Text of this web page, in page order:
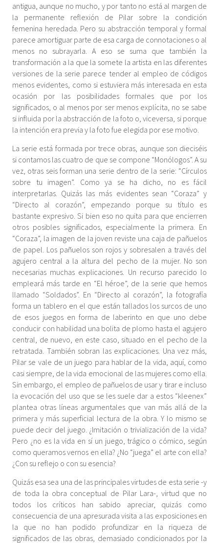
antigua, aunque no mucho, y por tanto no está al margen de
la permanente reflexión de Pilar sobre la condición
femenina heredada. Pero su abstracción temporal y formal
parece amortiguar parte de esa carga de connotaciones o al
menos no subrayarla. A eso se suma que también la
transformación a la que la somete la artista en las diferentes
versiones de la serie parece tender al empleo de códigos
menos evidentes, como si estuviera más interesada en esta
ocasión por las posibilidades formales que por los
significados, o al menos por ser menos explícita, no se sabe
si influida por la abstracción de la foto o, viceversa, si porque
la intención era previa y la foto fue elegida por ese motivo.
La serie está formada por trece obras, aunque son dieciséis
si contamos las cuatro de que se compone “Monólogos”. A su
vez, otras seis forman una serie dentro de la serie: “Círculos
sobre tu imagen”. Como ya se ha dicho, no es fácil
interpretarlas. Quizás las más evidentes sean “Coraza” y
“Directo al corazón”, empezando porque su título es
bastante expresivo. Si bien eso no quita para que encierren
otros posibles significados, especialmente la primera. En
“Coraza”, la imagen de la joven reviste una caja de pañuelos
de papel. Los pañuelos son rojos y sobresalen a través del
agujero central a la altura del pecho de la mujer. No son
necesarias muchas explicaciones. Un recurso parecido lo
empleará más tarde en “El héroe”, de la serie que hemos
llamado “Soldados”. En “Directo al corazón”, la fotografía
forma un tablero en el que están tallados los surcos de uno
de esos juegos en forma de laberinto en que uno debe
conducir con habilidad una bolita de plomo hasta el agujero
central, de nuevo, en este caso, situado en el pecho de la
retratada. También sobran las explicaciones. Una vez más,
Pilar se vale de un juego para hablar de la vida, aquí, como
casi siempre, de la vida emocional de las mujeres como ella.
Sin embargo, el empleo de pañuelos de usar y tirar e incluso
la evocación del uso que se les suele dar a estos “kleenex”
plantea otras líneas argumentales que van más allá de la
primera y más superficial lectura de la obra. Y lo mismo se
puede decir del juego. ¿Imitación o trivialización de la vida?
Pero ¿no es la vida en sí un juego, trágico o cómico, según
como queramos vernos en ella? ¿No “juega” el arte con ella?
¿Con su reflejo o con su esencia?
Quizás esa sea una de las principales virtudes de esta serie -y
de toda la obra conceptual de Pilar Lara-, virtud que no
todos los críticos han sabido apreciar, quizás como
consecuencia de una apresurada visita a las exposiciones en
la que no han podido profundizar en la riqueza de
significados de las obras, demasiado condicionados por la